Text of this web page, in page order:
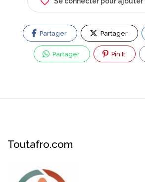
Partager Partager
Partager Pin It
Toutafro.com